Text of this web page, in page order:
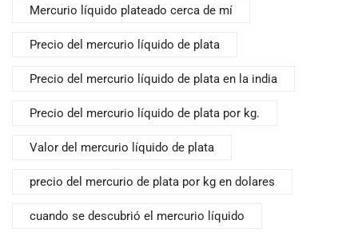
Mercurio líquido plateado cerca de mí
Precio del mercurio líquido de plata
Precio del mercurio líquido de plata en la india
Precio del mercurio líquido de plata por kg.
Valor del mercurio líquido de plata
precio del mercurio de plata por kg en dolares
cuando se descubrió el mercurio líquido